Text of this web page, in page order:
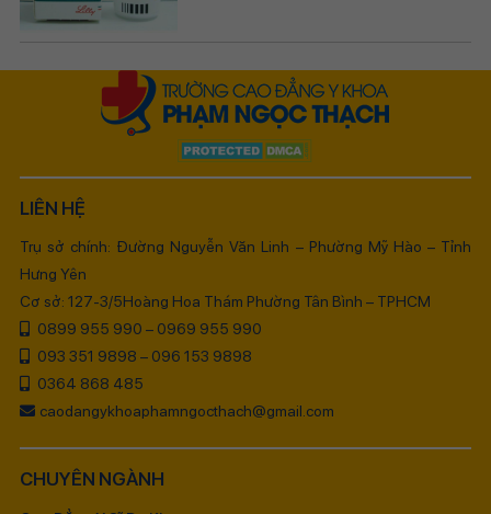
LIÊN HỆ
Trụ sở chính: Đường Nguyễn Văn Linh – Phường Mỹ Hào – Tỉnh
Hưng Yên
Cơ sở: 127-3/5Hoàng Hoa Thám Phường Tân Bình – TPHCM
0899 955 990 – 0969 955 990
093 351 9898 – 096 153 9898
0364 868 485
caodangykhoaphamngocthach@gmail.com
CHUYÊN NGÀNH